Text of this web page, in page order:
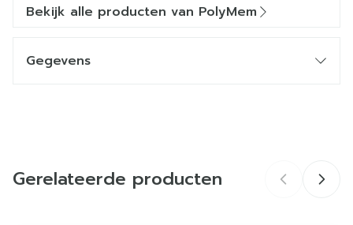
Bekijk alle producten van PolyMem
Gegevens
Breedte 182 mm
Gerelateerde producten